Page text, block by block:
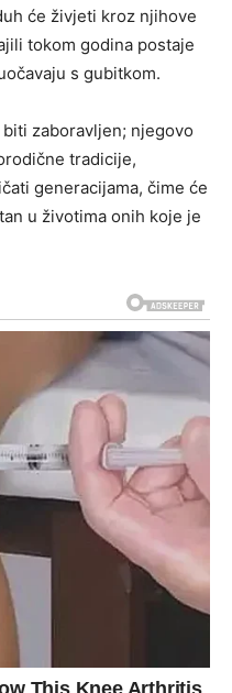
će živjeti kroz njihove
tokom godina postaje
s gubitkom.
zaboravljen; njegovo
tradicije,
generacijama, čime će
u životima onih koje je